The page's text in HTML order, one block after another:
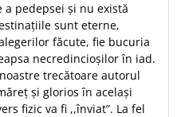
pedepsei şi nu există
sunt eterne,
făcute, fie bucuria
necredincioşilor în iad.
trecătoare autorul
şi glorios în acelaşi
fizic va fi ,,înviat”. La fel